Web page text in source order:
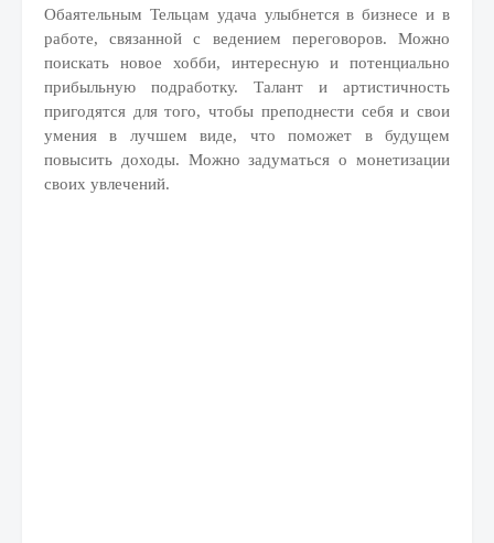
Обаятельным Тельцам удача улыбнется в бизнесе и в
работе, связанной с ведением переговоров. Можно
поискать новое хобби, интересную и потенциально
прибыльную подработку. Талант и артистичность
пригодятся для того, чтобы преподнести себя и свои
умения в лучшем виде, что поможет в будущем
повысить доходы. Можно задуматься о монетизации
своих увлечений.